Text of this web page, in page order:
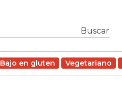
Bajo en gluten Vegetariano